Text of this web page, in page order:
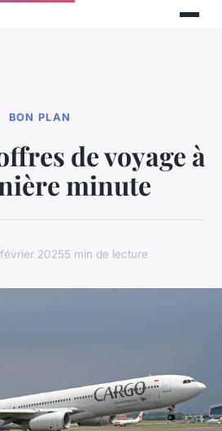
BON PLAN
de voyage à
minute
20255 min de lecture